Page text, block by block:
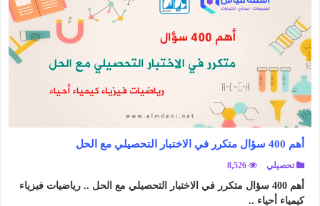
أهم 400 سؤال متكرر في الاختبار التحصيلي مع الحل
تحصيلي 8,526
أهم 400 سؤال متكرر في الاختبار التحصيلي مع الحل .. رياضيات فيزياء
كيمياء أحياء ..